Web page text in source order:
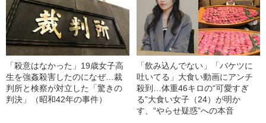
「殺意はなかった」19歳女子高
生を強姦殺害したのになぜ…裁
判所と検察が対立した「驚きの
判決」（昭和42年の事件）
「飲み込んでない」「バケツに
吐いてる」大食い動画にアンチ
殺到…体重46キロの“可愛すぎ
る”大食い女子（24）が明か
す、“やらせ疑惑”への本音